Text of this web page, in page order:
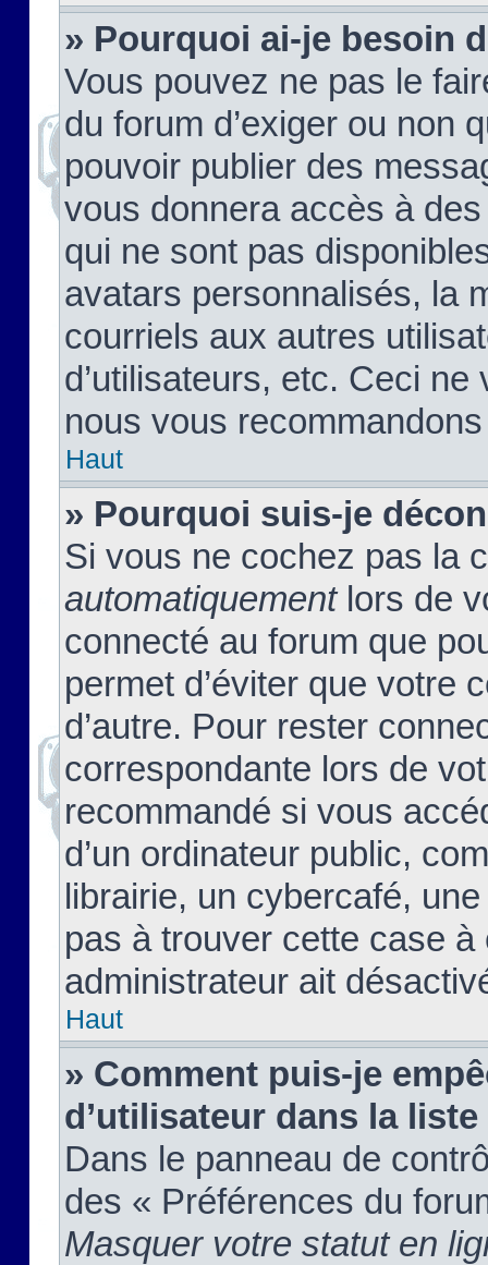
» Pourquoi ai-je besoin
Vous pouvez ne pas le
du forum d’exiger ou non
pouvoir publier des
vous donnera accès à
qui ne sont pas
avatars personnalisés, la
courriels aux autres
d’utilisateurs, etc. Ceci
nous vous
Haut
» Pourquoi suis-je
Si vous ne cochez pas la
automatiquementlors de
connecté au forum que
permet d’éviter que votre
d’autre. Pour rester
correspondante lors de
recommandé si vous
d’un ordinateur public,
librairie, un cybercafé,
pas à trouver cette case à
administrateur ait
Haut
» Comment puis-je
d’utilisateur dans la
Dans le panneau de
des « Préférences du
Masquer votre statut en